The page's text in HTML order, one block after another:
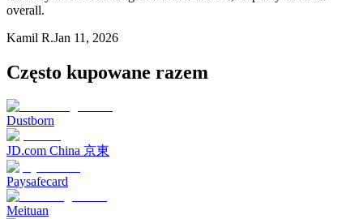
overall.
Kamil R.Jan 11, 2026
Często kupowane razem
Dustborn
JD.com China 京東
Paysafecard
Meituan